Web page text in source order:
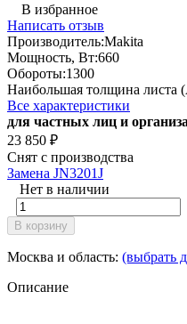
В избранное
Написать отзыв
Производитель:Makita
Мощность, Вт:660
Обороты:1300
Наибольшая толщина
Все характеристики
для частных лиц и
23 850 ₽
Снят с производства
Замена JN3201J
Нет в наличии
В корзину
Москва и область: (выбрать
Описание